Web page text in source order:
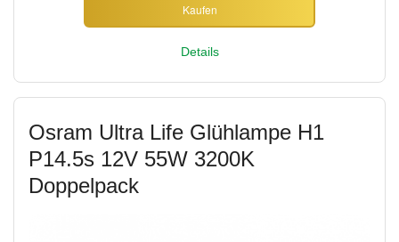
Kaufen
Details
Osram Ultra Life Glühlampe H1
P14.5s 12V 55W 3200K
Doppelpack